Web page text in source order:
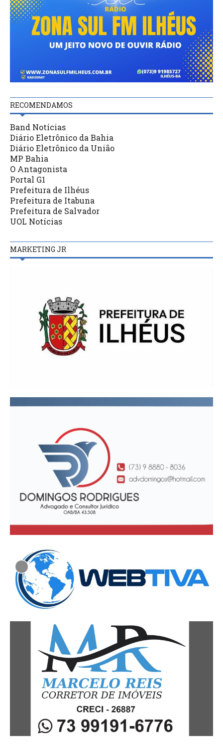
RECOMENDAMOS
Band Notícias
Diário Eletrônico da Bahia
Diário Eletrônico da União
MP Bahia
O Antagonista
Portal G1
Prefeitura de Ilhéus
Prefeitura de Itabuna
Prefeitura de Salvador
UOL Notícias
MARKETING JR